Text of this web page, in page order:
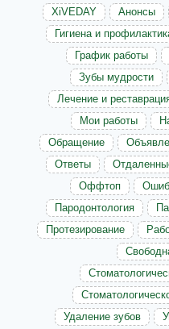
XiVEDAY
Анонсы
Гигиена и
График работы
Зубы мудрости
Лечение и
Мои работы
Обращение
Ответы
Оффтоп
Пародонтология
Протезирование
Удаление зубов